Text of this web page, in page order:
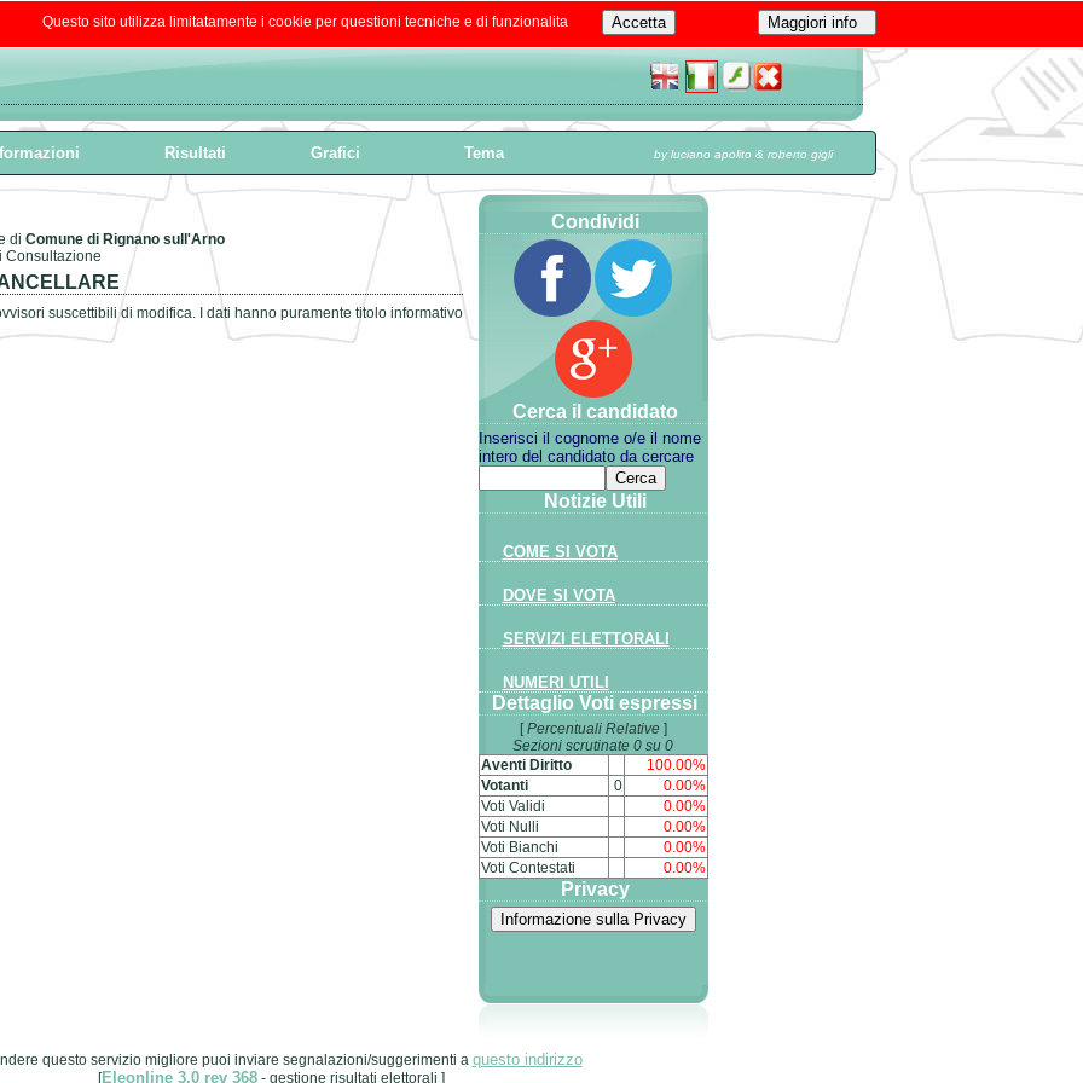
Risultati Grafici Tema by luciano apolito & roberto gigli
di Comune di Rignano sull'Arno
Consultazione
suscettibili di modifica. I dati hanno puramente titolo informativo
Condividi
Cerca il candidato
Inserisci il cognome o/e il nome
intero del candidato da cercare
Notizie Utili
COME SI VOTA
DOVE SI VOTA
SERVIZI ELETTORALI
NUMERI UTILI
Dettaglio Voti espressi
[Percentuali Relative]
Sezioni scrutinate 0 su 0
Aventi Diritto
100.00%
Votanti
0
0.00%
Voti Validi
0.00%
Voti Nulli
0.00%
Voti Bianchi
0.00%
Voti Contestati
0.00%
Questo sito utilizza limitatamente i cookie per questioni tecniche e di funzionalita
Privacy
questo servizio migliore puoi inviare segnalazioni/suggerimenti a questo indirizzo
[Eleonline 3.0 rev 368- gestione risultati elettorali ]